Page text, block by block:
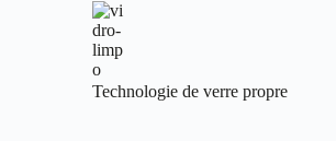
Technologie de verre propre